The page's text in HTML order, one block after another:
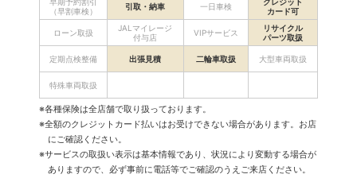
（早割車検）
引取・納車 一日車検
カード可
ローン取扱
JALマイレージ
付与店
VIPサービス
リサイクル
パーツ取扱
定期点検整備 出張見積 二輪車取扱 大型車両取扱
特殊車両取扱
※各種保険は全店舗で取り扱っております。
※全額のクレジットカード払いはお受けできない場合があります。お店
にご確認ください。
※サービスの取扱い表示は基本情報であり、状況により変動する場合が
ありますので、必ず事前に電話等でご確認のうえご来店ください。